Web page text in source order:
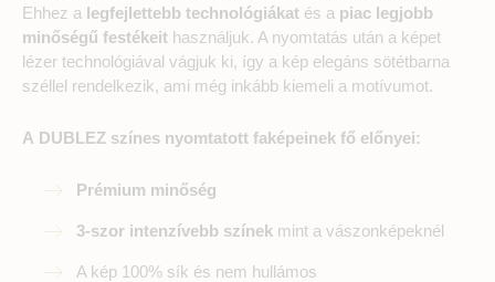
Ehhez a legfejlettebb technológiákat és a piac legjobb
minőségű festékeit használjuk. A nyomtatás után a képet
lézer technológiával vágjuk ki, így a kép elegáns sötétbarna
széllel rendelkezik, ami még inkább kiemeli a motívumot.
A DUBLEZ színes nyomtatott faképeinek fő előnyei:
Prémium minőség
3-szor intenzívebb színek mint a vászonképeknél
A kép 100% sík és nem hullámos